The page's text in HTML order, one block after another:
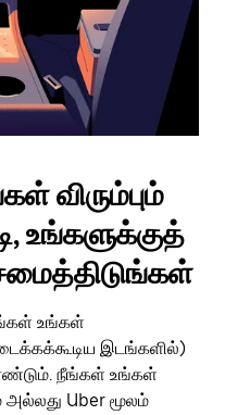
விரும்பும்
உங்களுக்குத்
உங்கள்
இடங்களில்)
நீங்கள் உங்கள்
Uber மூலம்